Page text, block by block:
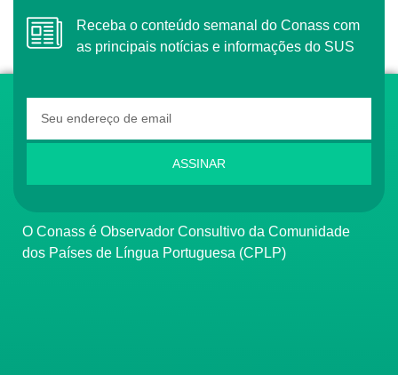
Receba o conteúdo semanal do Conass com
as principais notícias e informações do SUS
ASSINAR
O Conass é Observador Consultivo da Comunidade
dos Países de Língua Portuguesa (CPLP)